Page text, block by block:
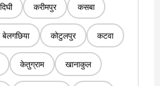
करीमपुर कसबा
बेलगछिया कोटुलपुर कटवा
केतुग्राम खानाकुल